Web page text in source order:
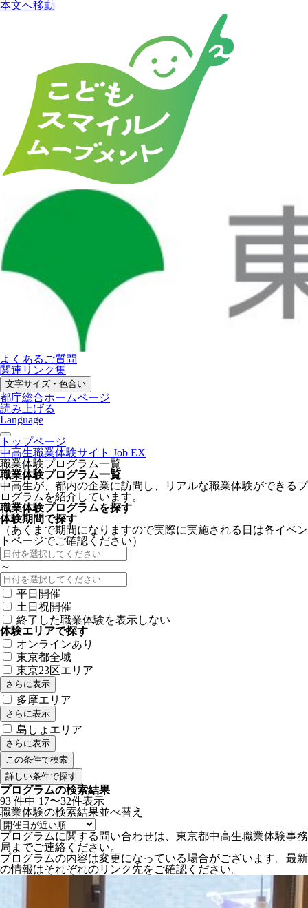
本文へ移動
よくあるご質問
関連リンク集
文字サイズ・色合い
都庁総合ホームページ
読み上げる
Language
トップページ
中高生職業体験サイト Job EX
職業体験プログラム一覧
職業体験プログラム一覧
中高生が、都内の企業に訪問し、リアルな職業体験ができるプ
ログラムを紹介しています。
職業体験プログラムを探す
体験期間で探す
（あくまで期間になりますので実際に実施される日は各イベン
トページでご確認ください）
～
平日開催
土日祝開催
終了した職業体験を表示しない
体験エリアで探す
オンラインあり
東京都全域
東京23区エリア
さらに表示
多摩エリア
さらに表示
島しょエリア
さらに表示
詳しい条件で探す
プログラムの検索結果
93 件中 17〜32件表示
職業体験の検索結果並べ替え
プログラムに関する問い合わせは、東京都中高生職業体験事務
局までご連絡ください。
プログラムの内容は変更になっている場合がございます。最新
の情報はそれぞれのリンク先をご確認ください。